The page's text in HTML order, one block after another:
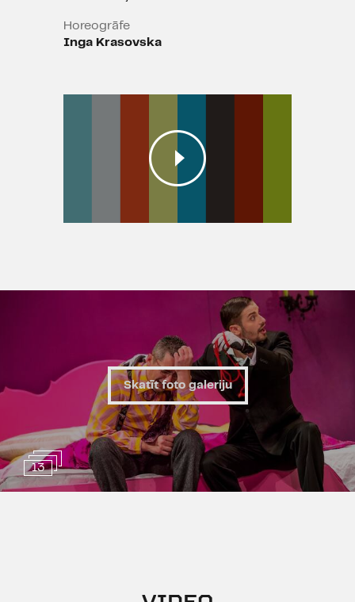
Horeogrāfe
Inga Krasovska
13
Skatīt foto galeriju